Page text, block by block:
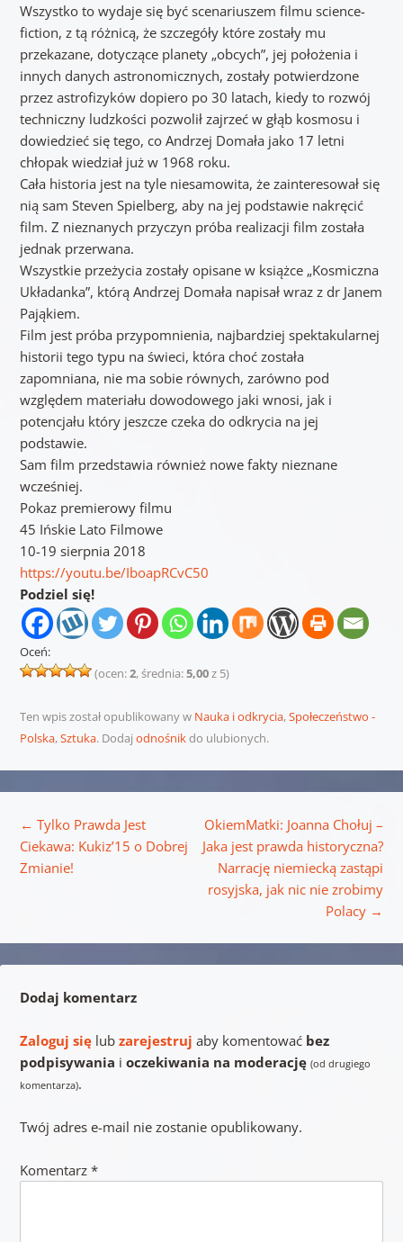
Wszystko to wydaje się być scenariuszem filmu science-
fiction, z tą różnicą, że szczegóły które zostały mu
przekazane, dotyczące planety „obcych”, jej położenia i
innych danych astronomicznych, zostały potwierdzone
przez astrofizyków dopiero po 30 latach, kiedy to rozwój
techniczny ludzkości pozwolił zajrzeć w głąb kosmosu i
dowiedzieć się tego, co Andrzej Domała jako 17 letni
chłopak wiedział już w 1968 roku.
Cała historia jest na tyle niesamowita, że zainteresował się
nią sam Steven Spielberg, aby na jej podstawie nakręcić
film. Z nieznanych przyczyn próba realizacji film została
jednak przerwana.
Wszystkie przeżycia zostały opisane w książce „Kosmiczna
Układanka”, którą Andrzej Domała napisał wraz z dr Janem
Pająkiem.
Film jest próba przypomnienia, najbardziej spektakularnej
historii tego typu na świeci, która choć została
zapomniana, nie ma sobie równych, zarówno pod
względem materiału dowodowego jaki wnosi, jak i
potencjału który jeszcze czeka do odkrycia na jej
podstawie.
Sam film przedstawia również nowe fakty nieznane
wcześniej.
Pokaz premierowy filmu
45 Ińskie Lato Filmowe
10-19 sierpnia 2018
https://youtu.be/IboapRCvC50
Podziel się!
Oceń:
(ocen:2, średnia:5,00z 5)
Ten wpis został opublikowany w Nauka i odkrycia,Społeczeństwo -
Polska,Sztuka. Dodaj odnośnikdo ulubionych.
← Tylko Prawda Jest
Ciekawa: Kukiz’15 o Dobrej
Zmianie!
OkiemMatki: Joanna Chołuj –
Jaka jest prawda historyczna?
Narrację niemiecką zastąpi
rosyjska, jak nic nie zrobimy
Polacy →
Dodaj komentarz
Zaloguj sięlub zarejestruj aby komentować bez
podpisywania i oczekiwania na moderację (od drugiego
komentarza).
Twój adres e-mail nie zostanie opublikowany.
Komentarz *